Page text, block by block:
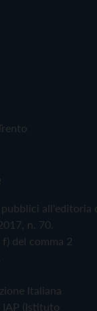
all'editoria
n. 70.
del comma 2
Italiana
IAP (Istituto